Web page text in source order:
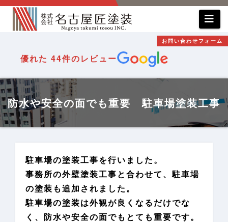
コ
へ
ス
キ
ッ
お問い合わせフォーム
優れた 44件のレビュー
防水や安全の面でも重要 駐車場塗装工事
駐車場の塗装工事を行いました。
事務所の外壁塗装工事と合わせて、駐車場
の塗装も追加されました。
駐車場の塗装は外観が良くなるだけでな
く、防水や安全の面でもとても重要です。